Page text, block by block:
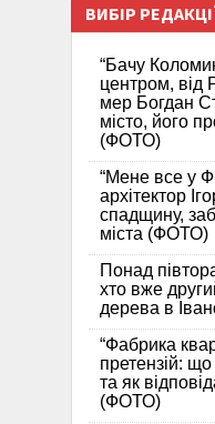
ВИБІР
“Бачу
центром, від
мер Богдан
місто, його
(ФОТО)
“Мене все у
архітектор
спадщину,
міста (ФОТО)
Понад
хто вже
дерева в
“Фабрика
претензій: що
та як
(ФОТО)